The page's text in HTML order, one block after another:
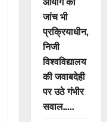
जांच भी
प्रक्रियाधीन,
निजी
विश्वविद्यालय
की जवाबदेही
पर उठे गंभीर
सवाल…..